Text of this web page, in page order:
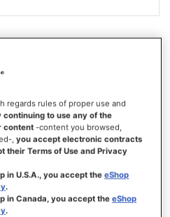
la password?
regards rules of proper use and
continuing to use any of the
content -content you browsed,
,you accept electronic contracts
their Terms of Use and Privacy
in U.S.A., you accept theeShop
.
in Canada, you accept theeShop
.